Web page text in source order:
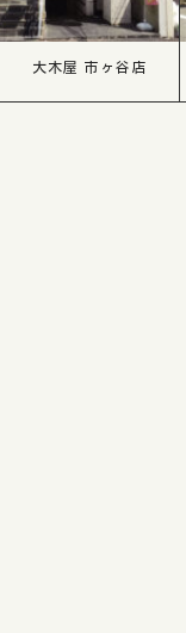
大木屋 市ヶ谷店